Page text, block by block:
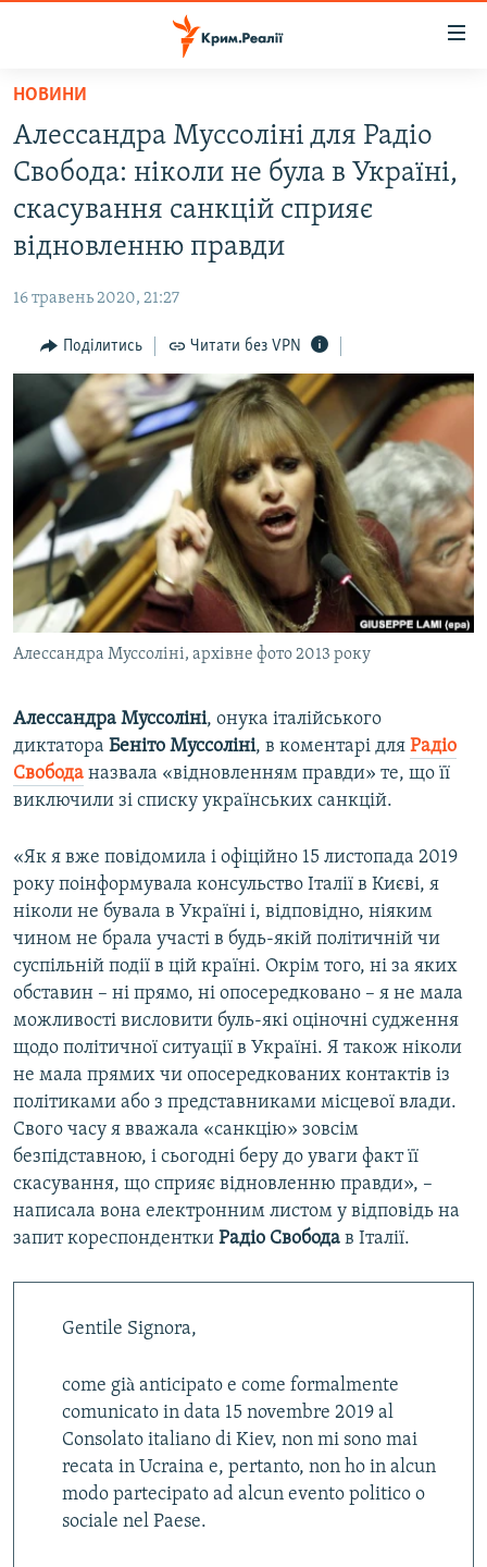
Перейти
основного
матеріалу
до
основної
Перейти
пошуку
ВОДА.КРИМ
ПОЛІТИКА
ПОГЛЯД
ІНТЕРВ'Ю
ВСЕ ЗА ДЕНЬ
СПЕЦПРОЕКТИ
ДЕПОРТАЦІЯ
ВІДЕОУРОКИ «ELIFBE»
СВІДЧЕННЯ ОКУПАЦІЇ
УКРАЇНСЬКА ПРОБЛЕМА КРИМУ
ІНФОГРАФІКА
ЯК ОБІЙТИ БЛОКУВАННЯ
Русский
Qırımtatar
ДОЛУЧАЙСЯ!
Усі сайти RFE/RL
НОВИНИ
Алессандра Муссоліні для Радіо
Свобода: ніколи не була в Україні,
скасування санкцій сприяє
відновленню правди
16 травень 2020, 21:27
Поділитись Читати без VPN
Алессандра Муссоліні, архівне фото 2013 року
Алессандра Муссоліні, онука італійського
диктатора Беніто Муссоліні, в коментарі для Радіо
Свобода назвала «відновленням правди» те, що її
виключили зі списку українських санкцій.
«Як я вже повідомила і офіційно 15 листопада 2019
року поінформувала консульство Італії в Києві, я
ніколи не бувала в Україні і, відповідно, ніяким
чином не брала участі в будь-якій політичній чи
суспільній події в цій країні. Окрім того, ні за яких
обставин – ні прямо, ні опосередковано – я не мала
можливості висловити буль-які оціночні судження
щодо політичної ситуації в Україні. Я також ніколи
не мала прямих чи опосередкованих контактів із
політиками або з представниками місцевої влади.
Свого часу я вважала «санкцію» зовсім
безпідставною, і сьогодні беру до уваги факт її
скасування, що сприяє відновленню правди», –
написала вона електронним листом у відповідь на
запит кореспондентки Радіо Свобода в Італії.
Gentile Signora,
come già anticipato e come formalmente
comunicato in data 15 novembre 2019 al
Consolato italiano di Kiev, non mi sono mai
recata in Ucraina e, pertanto, non ho in alcun
modo partecipato ad alcun evento politico o
sociale nel Paese.